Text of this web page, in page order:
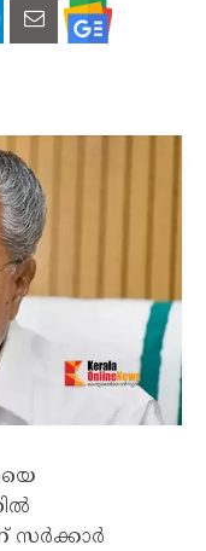
സർക്കാർ